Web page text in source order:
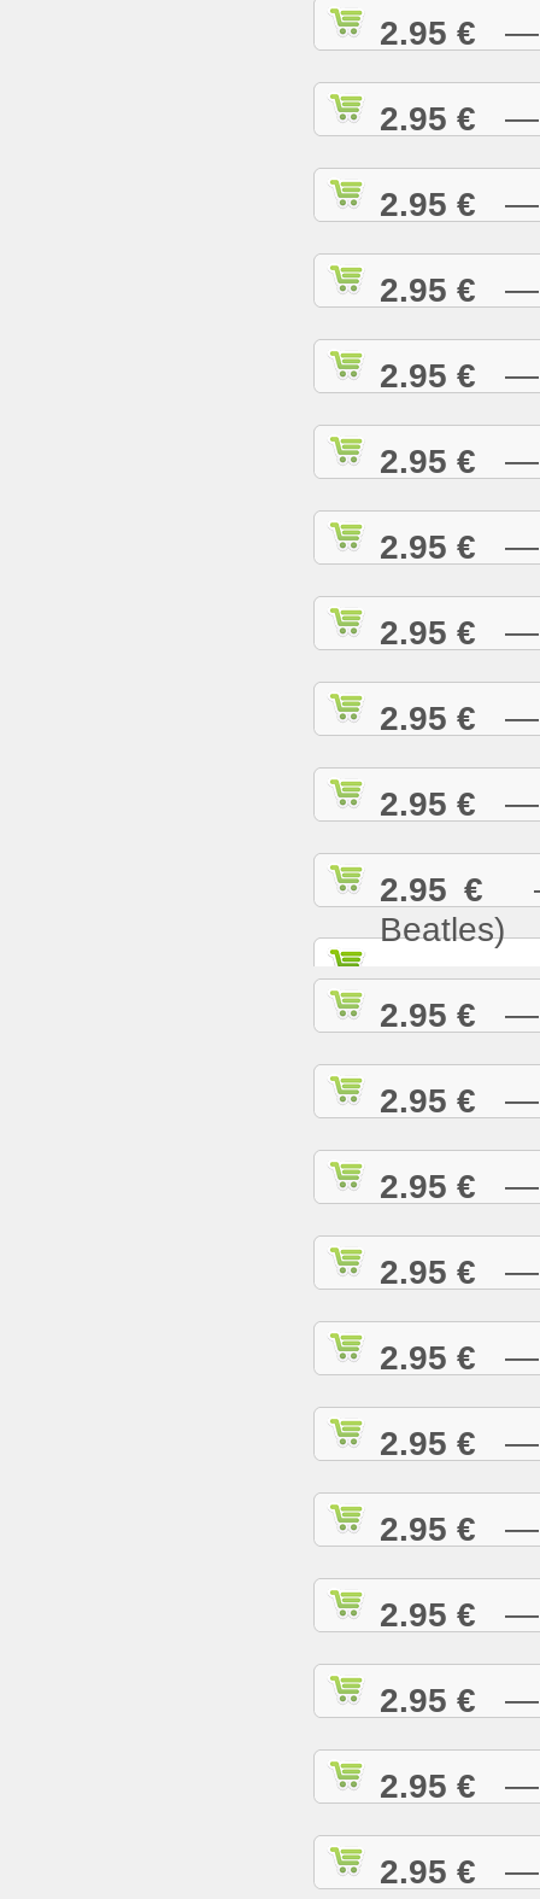
2.95 € —
2.95 € —
2.95 € —
2.95 € —
2.95 € —
2.95 € —
2.95 € —
2.95 € —
2.95 € —
2.95 € —
2.95 € —
Beatles)
2.95 € —
2.95 € —
2.95 € —
2.95 € —
2.95 € —
2.95 € —
2.95 € —
2.95 € —
2.95 € —
2.95 € —
2.95 € —